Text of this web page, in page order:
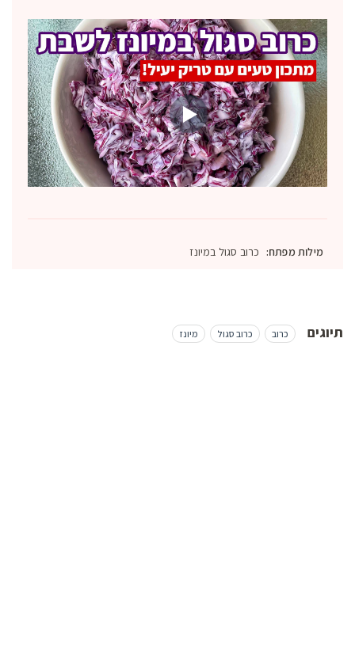
מילות מפתח: כרוב סגול במיונז
תיוגים כרוב כרוב סגול מיונז